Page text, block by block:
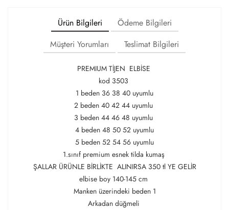
Ürün Bilgileri
Ödeme Bilgileri
Müşteri Yorumları
Teslimat Bilgileri
PREMIUM TİJEN ELBİSE
kod 3503
1 beden 36 38 40 uyumlu
2 beden 40 42 44 uyumlu
3 beden 44 46 48 uyumlu
4 beden 48 50 52 uyumlu
5 beden 52 54 56 uyumlu
1.sınıf premium esnek tilda kumaş
ŞALLAR ÜRÜNLE BİRLİKTE ALINIRSA 350 tl YE GELİR
elbise boy 140-145 cm
Manken üzerindeki beden 1
Arkadan düğmeli